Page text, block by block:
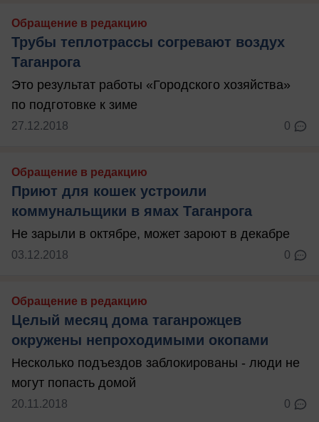
Обращение в редакцию
Трубы теплотрассы согревают воздух
Таганрога
Это результат работы «Городского хозяйства»
по подготовке к зиме
27.12.2018 0
Обращение в редакцию
Приют для кошек устроили
коммунальщики в ямах Таганрога
Не зарыли в октябре, может зароют в декабре
03.12.2018 0
Обращение в редакцию
Целый месяц дома таганрожцев
окружены непроходимыми окопами
Несколько подъездов заблокированы - люди не
могут попасть домой
20.11.2018 0